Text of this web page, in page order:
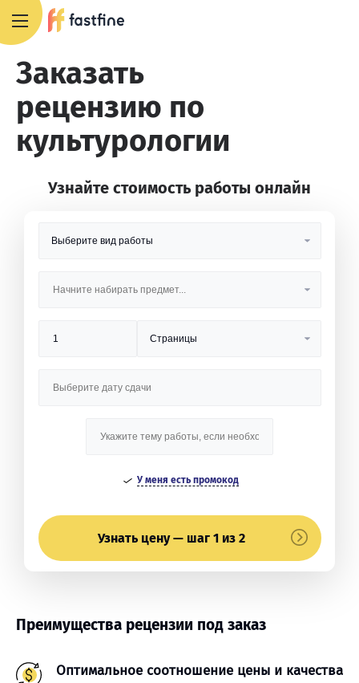
Заказать
рецензию по
культурологии
Узнайте стоимость работы онлайн
У меня есть промокод
Узнать цену — шаг 1 из 2
Преимущества рецензии под заказ
Оптимальное соотношение цены и качества